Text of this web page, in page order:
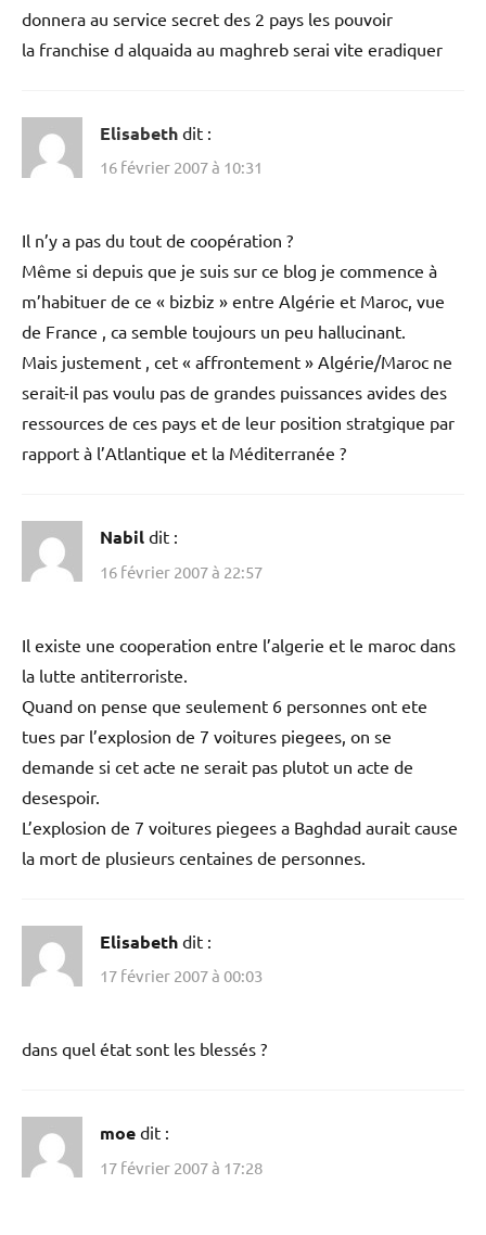
donnera au service secret des 2 pays les pouvoir
la franchise d alquaida au maghreb serai vite eradiquer
Elisabeth dit :
16 février 2007 à 10:31
Il n’y a pas du tout de coopération ?
Même si depuis que je suis sur ce blog je commence à
m’habituer de ce « bizbiz » entre Algérie et Maroc, vue
de France , ca semble toujours un peu hallucinant.
Mais justement , cet « affrontement » Algérie/Maroc ne
serait-il pas voulu pas de grandes puissances avides des
ressources de ces pays et de leur position stratgique par
rapport à l’Atlantique et la Méditerranée ?
Nabil dit :
16 février 2007 à 22:57
Il existe une cooperation entre l’algerie et le maroc dans
la lutte antiterroriste.
Quand on pense que seulement 6 personnes ont ete
tues par l’explosion de 7 voitures piegees, on se
demande si cet acte ne serait pas plutot un acte de
desespoir.
L’explosion de 7 voitures piegees a Baghdad aurait cause
la mort de plusieurs centaines de personnes.
Elisabeth dit :
17 février 2007 à 00:03
dans quel état sont les blessés ?
moe dit :
17 février 2007 à 17:28